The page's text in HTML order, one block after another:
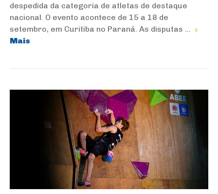
despedida da categoria de atletas de destaque
nacional. O evento acontece de 15 a 18 de
setembro, em Curitiba no Paraná. As disputas ...
Mais